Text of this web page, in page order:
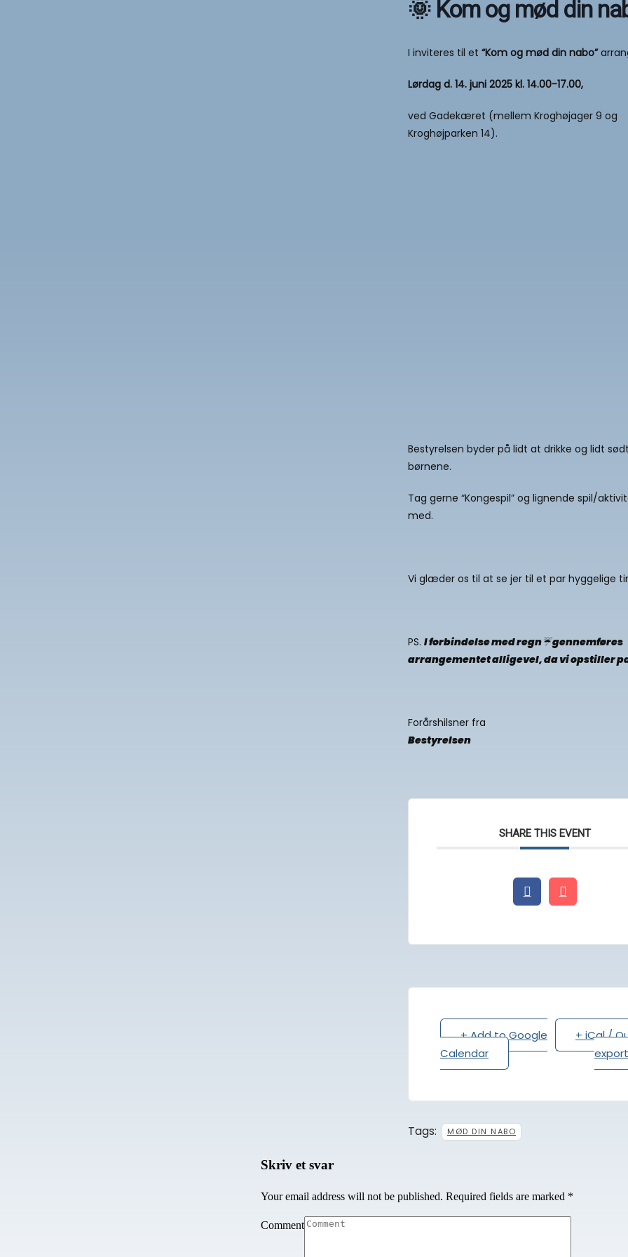
🌞 Kom og mød din
I inviteres til et “Kom og mød din nabo”
Lørdag d. 14. juni 2025 kl. 14.00-17.00,
ved Gadekæret (mellem Kroghøjager 9 og
Kroghøjparken 14).
Bestyrelsen byder på lidt at drikke og lidt
børnene.
Tag gerne “Kongespil” og lignende spil/
med.
Vi glæder os til at se jer til et par hyggelige
PS. I forbindelse med regn☔ gennemføres
arrangementet alligevel, da vi opstiller
Forårshilsner fra
Bestyrelsen
SHARE THIS EVENT
+ Add to Google
Calendar
+ iCal /
export
Tags: MØD DIN NABO
Skriv et svar
Your email address will not be published. Required fields are marked *
Comment